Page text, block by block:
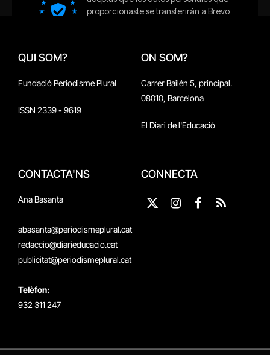
QUI SOM?
Fundació Periodisme Plural
ISSN 2339 - 9619
ON SOM?
Carrer Bailén 5, principal.
08010, Barcelona
El Diari de l'Educació
CONTACTA'NS
Ana Basanta
abasanta@periodismeplural.cat
redaccio@diarieducacio.cat
publicitat@periodismeplural.cat
Telèfon:
932 311 247
CONNECTA
X
Instagram
Facebook
RSS